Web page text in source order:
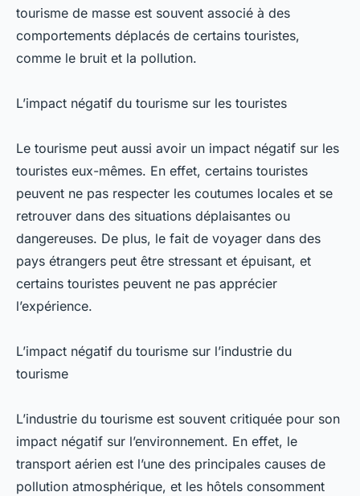
tourisme de masse est souvent associé à des
comportements déplacés de certains touristes,
comme le bruit et la pollution.
L’impact négatif du tourisme sur les touristes
Le tourisme peut aussi avoir un impact négatif sur les
touristes eux-mêmes. En effet, certains touristes
peuvent ne pas respecter les coutumes locales et se
retrouver dans des situations déplaisantes ou
dangereuses. De plus, le fait de voyager dans des
pays étrangers peut être stressant et épuisant, et
certains touristes peuvent ne pas apprécier
l’expérience.
L’impact négatif du tourisme sur l’industrie du
tourisme
L’industrie du tourisme est souvent critiquée pour son
impact négatif sur l’environnement. En effet, le
transport aérien est l’une des principales causes de
pollution atmosphérique, et les hôtels consomment